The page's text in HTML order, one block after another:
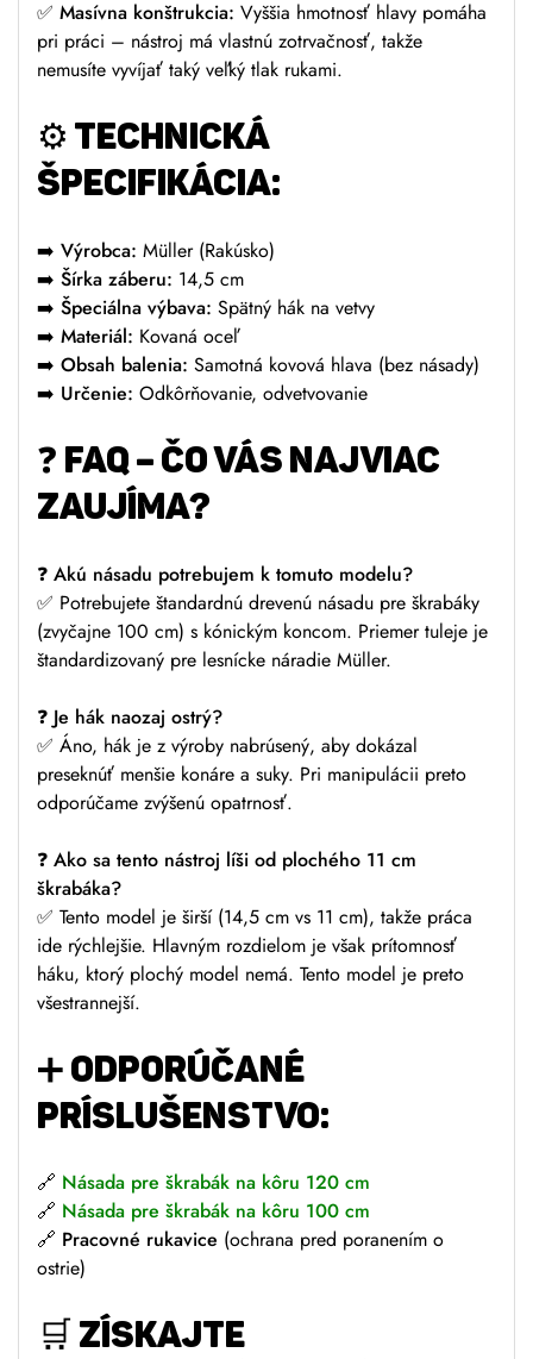
✅ Masívna konštrukcia: Vyššia hmotnosť hlavy pomáha
pri práci – nástroj má vlastnú zotrvačnosť, takže
nemusíte vyvíjať taký veľký tlak rukami.
⚙️ TECHNICKÁ
ŠPECIFIKÁCIA:
➡️ Výrobca: Müller (Rakúsko)
➡️ Šírka záberu: 14,5 cm
➡️ Špeciálna výbava: Spätný hák na vetvy
➡️ Materiál: Kovaná oceľ
➡️ Obsah balenia: Samotná kovová hlava (bez násady)
➡️ Určenie: Odkôrňovanie, odvetvovanie
❓ FAQ – ČO VÁS NAJVIAC
ZAUJÍMA?
❓ Akú násadu potrebujem k tomuto modelu?
✅ Potrebujete štandardnú drevenú násadu pre škrabáky
(zvyčajne 100 cm) s kónickým koncom. Priemer tuleje je
štandardizovaný pre lesnícke náradie Müller.
❓ Je hák naozaj ostrý?
✅ Áno, hák je z výroby nabrúsený, aby dokázal
preseknúť menšie konáre a suky. Pri manipulácii preto
odporúčame zvýšenú opatrnosť.
❓ Ako sa tento nástroj líši od plochého 11 cm
škrabáka?
✅ Tento model je širší (14,5 cm vs 11 cm), takže práca
ide rýchlejšie. Hlavným rozdielom je však prítomnosť
háku, ktorý plochý model nemá. Tento model je preto
všestrannejší.
➕ODPORÚČANÉ
PRÍSLUŠENSTVO:
🔗 Násada pre škrabák na kôru 120 cm
🔗 Násada pre škrabák na kôru 100 cm
🔗 Pracovné rukavice (ochrana pred poranením o
ostrie)
🛒 ZÍSKAJTE